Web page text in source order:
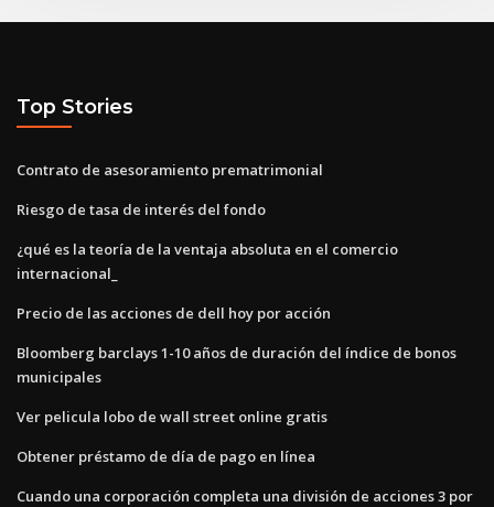
Top Stories
Contrato de asesoramiento prematrimonial
Riesgo de tasa de interés del fondo
¿qué es la teoría de la ventaja absoluta en el comercio
internacional_
Precio de las acciones de dell hoy por acción
Bloomberg barclays 1-10 años de duración del índice de bonos
municipales
Ver pelicula lobo de wall street online gratis
Obtener préstamo de día de pago en línea
Cuando una corporación completa una división de acciones 3 por